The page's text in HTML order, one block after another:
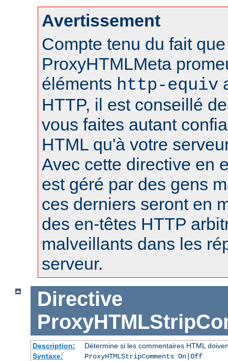
Avertissement
Compte tenu du fait
ProxyHTMLMeta
éléments http-equiv
HTTP, il est conseillé
vous faites autant
HTML qu'à votre
Avec cette directive en
est géré par des gens
ces derniers seront en
des en-têtes HTTP
malveillants dans les
serveur.
Directive
Description:
Détermine si les commentaires HTML
Syntaxe:
ProxyHTMLStripComments On|Off